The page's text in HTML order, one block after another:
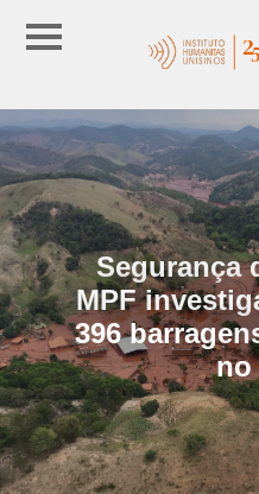
Segurança
MPF
396
no